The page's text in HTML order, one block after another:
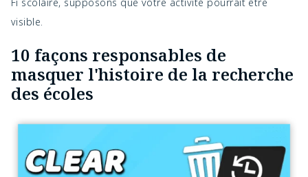
visible.
10 façons responsables de
masquer l'histoire de la recherche
des écoles